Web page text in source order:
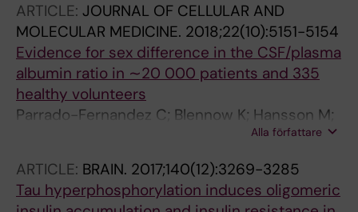
Matton A
ARTICLE: JOURNAL OF CELLULAR AND
MOLECULAR MEDICINE. 2018;22(10):5151-5154
Evidence for sex difference in the CSF/plasma
albumin ratio in ∼20 000 patients and 335
healthy volunteers
Parrado-Fernandez C; Blennow K; Hansson M;
Leoni V; Cedazo-Minguez A; Bjorkhem I
Alla författare
ARTICLE: BRAIN. 2017;140(12):3269-3285
Tau hyperphosphorylation induces oligomeric